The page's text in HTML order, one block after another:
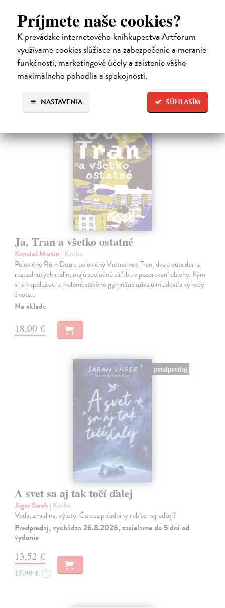
Príjmete naše cookies?
K prevádzke internetového kníhkupectva Artforum
využívame cookies slúžiace na zabezpečenie a meranie
funkčnosti, marketingové účely a zaistenie vášho
maximálneho pohodlia a spokojnosti.
SÚHLASÍM
NASTAVENIA
Kennedy Elle| Kniha
Allie Hayesová prežíva krízu. Blížia sa promócie a ona stále netuší, čo
bude robiť po vysokej.
Do 5 dní
16,39 €
Ja, Tran a všetko ostatné
Kanaloš Martin | Kniha
Polovičný Róm Dezi a polovičný Vietnamec Tran, dvaja outsideri z
rozpadnutých rodín, majú spoločnú záľubu v pozorovaní oblohy. Kým
si ich spolužiaci z malomestského gymnázia užívajú mladosť a výhody
života…
Na sklade
18,00 €
predpredaj
A svet sa aj tak točí ďalej
Jäger Sarah | Kniha
Voda, zmrzlina, výlety. Čo cez prázdniny robíte najradšej?
Predpredaj, vychádza 26.8.2026, zasielame do 5 dní od
vydania
13,52 €
15,90 € ?